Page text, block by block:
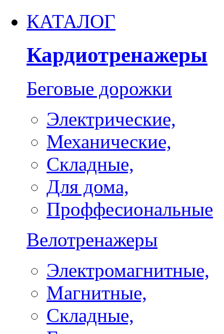
КАТАЛОГ
Кардиотренажеры
Беговые дорожки
Электрические,
Механические,
Складные,
Для дома,
Проффесиональные
Велотренажеры
Электромагнитные,
Магнитные,
Складные,